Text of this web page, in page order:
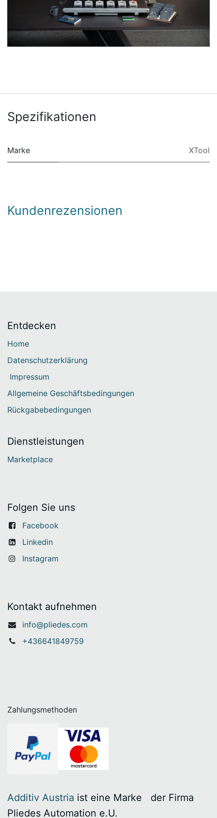
Spezifikationen
Marke XTool
Kundenrezensionen
Entdecken
Home
Datenschutzerklärung
Impressum
Allgemeine Geschäftsbedingungen
Rückgabebedingungen
Dienstleistungen
Marketplace
Folgen Sie uns
Facebook
Linkedin
Instagram
Kontakt aufnehmen
info@pliedes.com
+436641849759
Zahlungsmethoden
Additiv Austria ist eine Marke ​der Firma
Pliedes Automation e.U.